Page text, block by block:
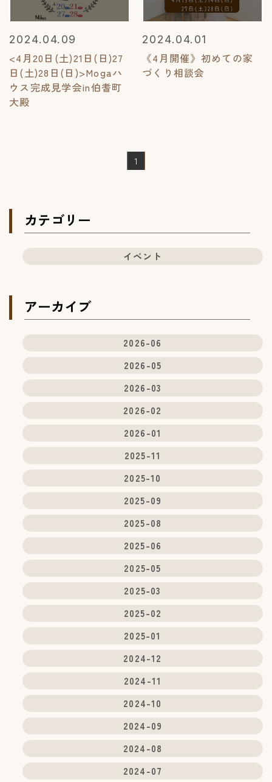
カテゴリー
イベント
アーカイブ
2026-06
2026-05
2026-03
2026-02
2026-01
2025-11
2025-10
2025-09
2025-08
2025-06
2025-05
2025-03
2025-02
2025-01
2024-12
2024-11
2024-10
2024-09
2024-08
2024-07
2024.04.09
<4月20日(土)21日(日)27
日(土)28日(日)>Mogaハ
ウス完成見学会in伯耆町
大殿
2024.04.01
《4月開催》初めての家
づくり相談会
1